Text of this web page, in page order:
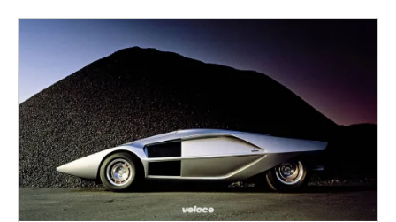
#LANCIA STRATOS
#MARCELLO GANDINI
#PROTOTIPO
#STRATOS